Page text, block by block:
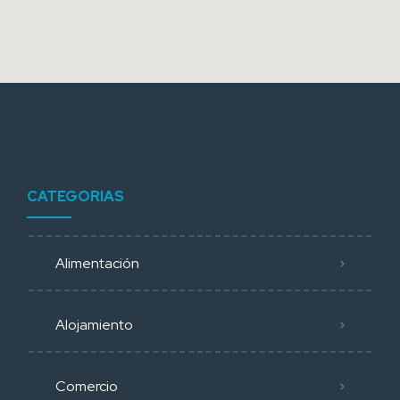
CATEGORIAS
Alimentación
Alojamiento
Comercio